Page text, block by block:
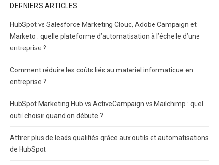
DERNIERS ARTICLES
HubSpot vs Salesforce Marketing Cloud, Adobe Campaign et
Marketo : quelle plateforme d’automatisation à l’échelle d’une
entreprise ?
Comment réduire les coûts liés au matériel informatique en
entreprise ?
HubSpot Marketing Hub vs ActiveCampaign vs Mailchimp : quel
outil choisir quand on débute ?
Attirer plus de leads qualifiés grâce aux outils et automatisations
de HubSpot